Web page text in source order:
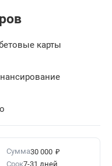
карты
Сумма30 000 ₽
Срок7-31 дней